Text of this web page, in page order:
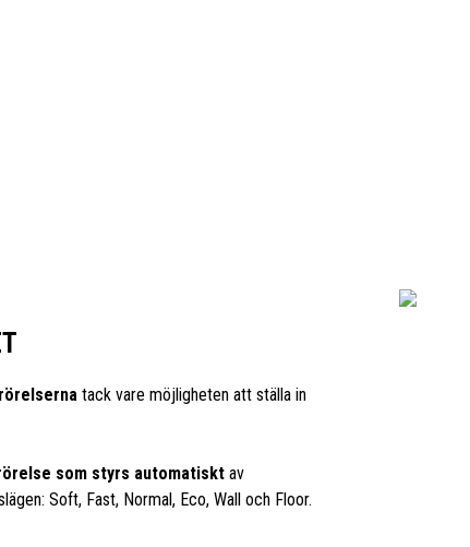
tack vare möjligheten att ställa in
som styrs automatisktav
Soft, Fast, Normal, Eco, Wall och Floor.